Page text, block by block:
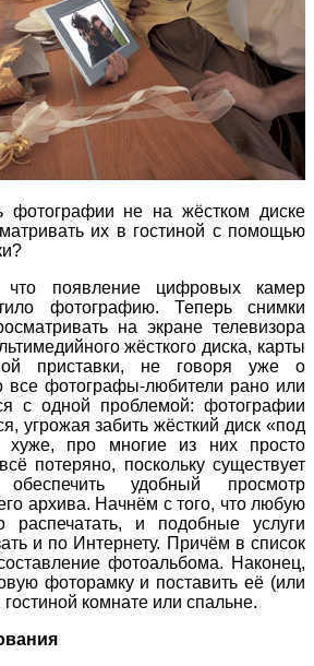
фотографии не на жёстком диске
их в гостиной с помощью
что появление цифровых камер
фотографию. Теперь снимки
на экране телевизора
жёсткого диска, карты
приставки, не говоря уже о
все фотографы-любители рано или
с одной проблемой: фотографии
угрожая забить жёсткий диск «под
хуже, про многие из них просто
потеряно, поскольку существует
удобный просмотр
архива. Начнём с того, что любую
и подобные услуги
и по Интернету. Причём в список
фотоальбома. Наконец,
фоторамку и поставить её (или
гостиной комнате или спальне.